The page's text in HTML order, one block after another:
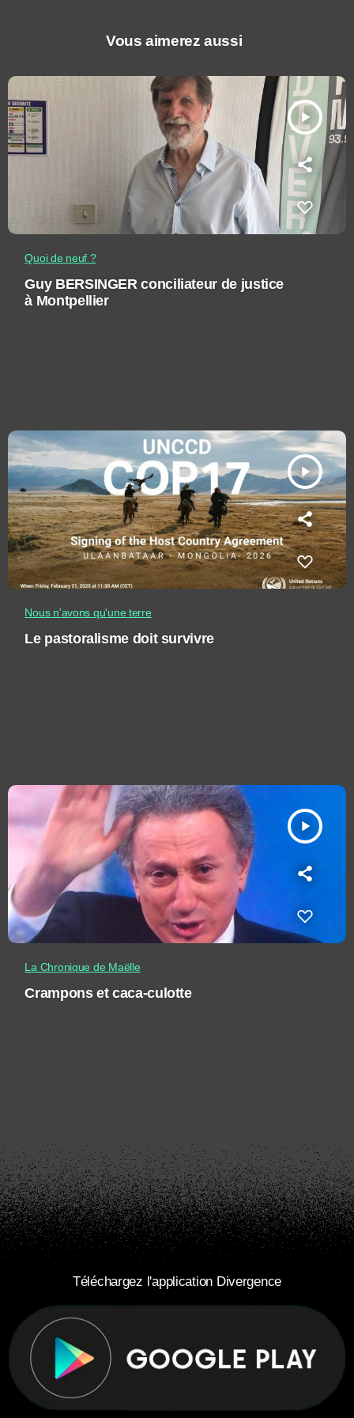
Vous aimerez aussi
play_arrow
Quoi de neuf ?
Guy BERSINGER conciliateur de justice
à Montpellier
play_arrow
Nous n'avons qu'une terre
Le pastoralisme doit survivre
play_arrow
La Chronique de Maëlle
Crampons et caca-culotte
Téléchargez l'application Divergence